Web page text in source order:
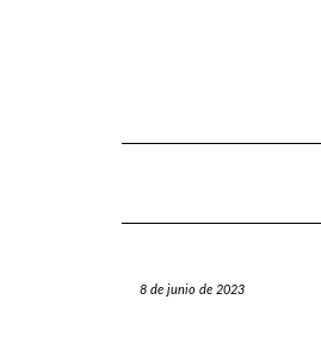
8 de junio de 2023